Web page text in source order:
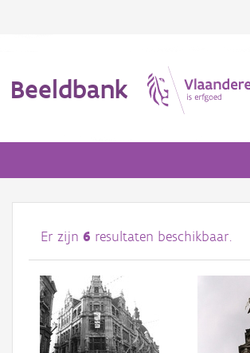
Beeldbank
Afbeeldingen
#BeeldIndeKijker
Hergebruik
Over ons
Er zijn 6 resultaten beschikbaar.